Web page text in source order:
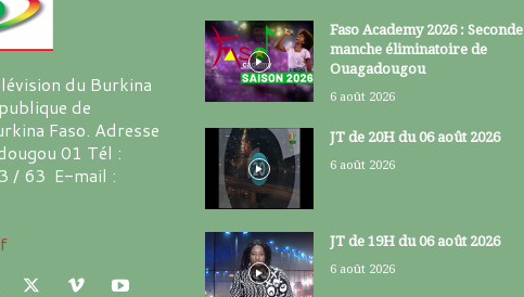
du Burkina
de
Faso. Adresse
01 Tél :
/ 63 E-mail :
Faso Academy 2026 : Seconde
manche éliminatoire de
Ouagadougou
6 août 2026
JT de 20H du 06 août 2026
6 août 2026
JT de 19H du 06 août 2026
6 août 2026